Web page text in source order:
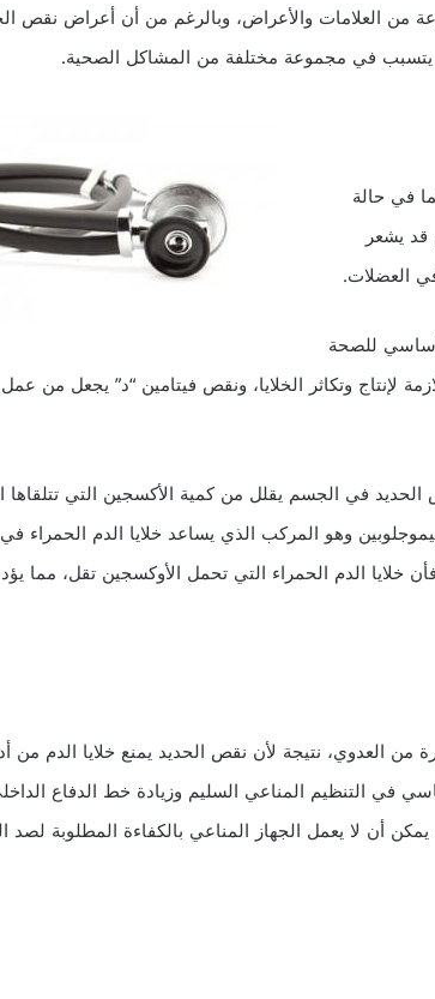
من العلامات والأعراض، وبالرغم من أن أعراض نقص
يتسبب في مجموعة مختلفة من المشاكل الصحية.
في حالة
قد يشعر
العضلات.
أساسي للصحة
لإنتاج وتكاثر الخلايا، ونقص فيتامين “د” يجعل من
في الجسم يقلل من كمية الأكسجين التي تتلقاها
وهو المركب الذي يساعد خلايا الدم الحمراء
الدم الحمراء التي تحمل الأوكسجين تقل، مما
العدوي، نتيجة لأن نقص الحديد يمنع خلايا الدم من
في التنظيم المناعي السليم وزيادة خط الدفاع
أن لا يعمل الجهاز المناعي بالكفاءة المطلوبة لصد